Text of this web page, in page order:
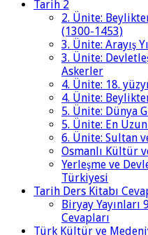
Tarih 2
2. Ünite:
(1300-1453)
3. Ünite: Arayış
3. Ünite:
Askerler
4. Ünite: 18.
4. Ünite:
5. Ünite: Dünya
5. Ünite: En
6. Ünite: Sultan
Osmanlı Kültür
Yerleşme ve
Türkiyesi
Tarih Ders Kitabı
Biryay Yayınları
Cevapları
Türk Kültür ve